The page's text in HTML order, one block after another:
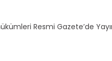
Resmi Gazete’de